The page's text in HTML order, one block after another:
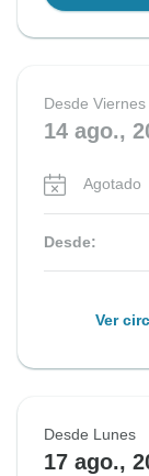
Desde Viernes
14 ago.,
Agotado
Desde:
Ver
Desde Lunes
17 ago.,